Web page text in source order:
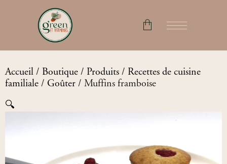
No products in the cart.
Accueil / Boutique / Produits / Recettes de cuisine
familiale / Goûter / Muffins framboise
🔍